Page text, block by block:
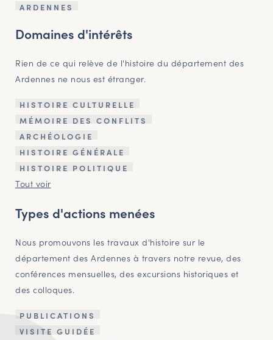
ARDENNES
Domaines d'intérêts
Rien de ce qui relève de l'histoire du département des
Ardennes ne nous est étranger.
HISTOIRE CULTURELLE
MÉMOIRE DES CONFLITS
ARCHÉOLOGIE
HISTOIRE GÉNÉRALE
HISTOIRE POLITIQUE
Tout voir
Types d'actions menées
Nous promouvons les travaux d'histoire sur le
département des Ardennes à travers notre revue, des
conférences mensuelles, des excursions historiques et
des colloques.
PUBLICATIONS
VISITE GUIDÉE